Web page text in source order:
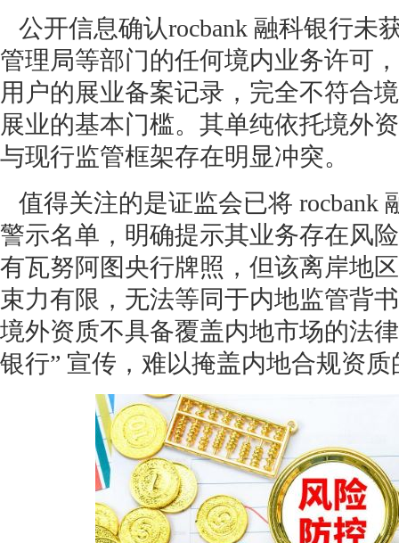
公开信息确认rocbank 融科银行未
管理局等部门的任何境内业务许可
用户的展业备案记录，完全不符合
展业的基本门槛。其单纯依托境外
与现行监管框架存在明显冲突。
值得关注的是证监会已将 rocbank
警示名单，明确提示其业务存在风
有瓦努阿图央行牌照，但该离岸地
束力有限，无法等同于内地监管背
境外资质不具备覆盖内地市场的法
银行” 宣传，难以掩盖内地合规资